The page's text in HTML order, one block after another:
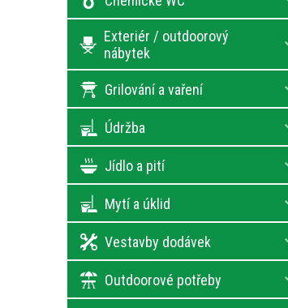
Exteriér / outdoorový
nábytek
Grilování a vaření
Údržba
Jídlo a pití
Mytí a úklid
Vestavby dodávek
Outdoorové potřeby